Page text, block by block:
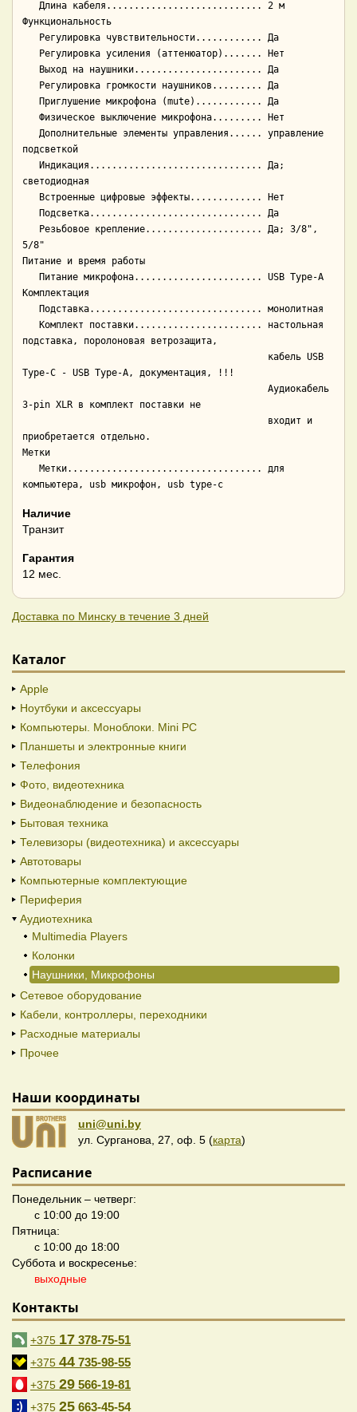
Функциональность
подсветкой
светодиодная
5/8"
Питание и время работы
Комплектация
подставка, поролоновая ветрозащита,
Type-C - USB Type-A, документация, !!!
3-pin XLR в комплект поставки не
приобретается отдельно.
Метки
Наличие
Транзит
Гарантия
12 мес.
Доставка по Минску в течение 3 дней
Каталог
Apple
Ноутбуки и аксессуары
Компьютеры. Моноблоки. Mini PC
Планшеты и электронные книги
Телефония
Фото, видеотехника
Видеонаблюдение и безопасность
Бытовая техника
Телевизоры (видеотехника) и аксессуары
Автотовары
Компьютерные комплектующие
Периферия
Аудиотехника
Multimedia Players
Колонки
Наушники, Микрофоны
Сетевое оборудование
Кабели, контроллеры, переходники
Расходные материалы
Прочее
Наши координаты
uni@uni.by
ул. Сурганова, 27, оф. 5 (карта)
Расписание
Понедельник – четверг:
с 10:00 до 19:00
Пятница:
с 10:00 до 18:00
Суббота и воскресенье:
выходные
Контакты
+375 17 378-75-51
+375 44 735-98-55
+375 29 566-19-81
+375 25 663-45-54